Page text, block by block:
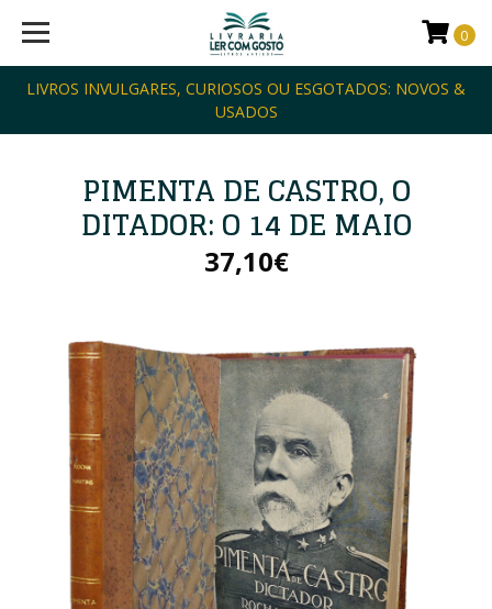
LIVROS INVULGARES, CURIOSOS OU ESGOTADOS: NOVOS &
USADOS
0
PIMENTA DE CASTRO, O
DITADOR: O 14 DE MAIO
37,10€